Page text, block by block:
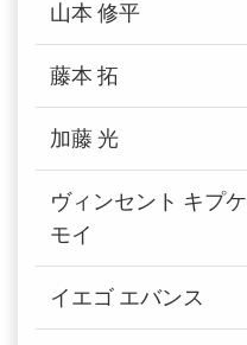
山本 修平
藤本 拓
加藤 光
ヴィンセント キプケ
モイ
イエゴ エバンス